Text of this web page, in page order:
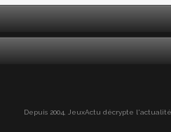
Depuis 2004, JeuxActu décrypte l'actualité